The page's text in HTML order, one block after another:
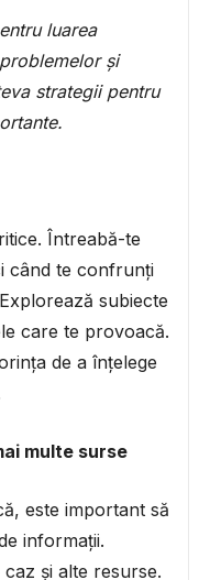
luarea
și
strategii pentru
Întreabă-te
când te confrunți
subiecte
care te provoacă.
de a înțelege
multe surse
este important să
informații.
și alte resurse.